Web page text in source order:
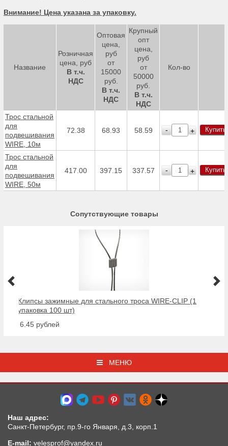
Внимание! Цена указана за упаковку.
Название
Розничная
цена, руб
В т.ч.
НДС
Оптовая
цена,
руб
от
15000
руб.
В т.ч.
НДС
Крупный
опт
цена,
руб
от
50000
руб.
В т.ч.
НДС
Кол-во
Трос стальной
для
подвешивания
WIRE, 10м
72.38 68.93 58.59 - + Купить
Трос стальной
для
подвешивания
WIRE, 50м
417.00 397.15 337.57 - + Купить
Сопутствующие товары
Клипсы зажимные для стального троса WIRE-CLIP (1
упаковка 100 шт)
от 6.45 рублей
МЕНЮ
Наш адрес:
Санкт-Петербург, пр.9-го Января, д.3, корп.1
E-mail: velesprof@yandex.ru